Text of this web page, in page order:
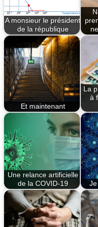
A monsieur le président
de la république
Et maintenant
La
à
Une relance artificielle
de la COVID-19